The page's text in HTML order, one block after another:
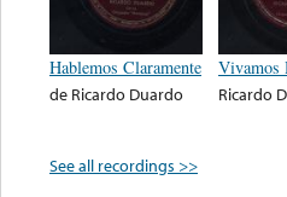
Hablemos Claramente
de Ricardo Duardo
Vivamos
Ricardo
See all recordings >>